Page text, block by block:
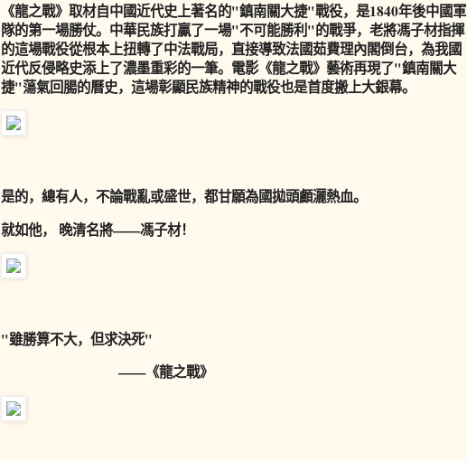
《龍之戰》取材自中國近代史上著名的"鎮南關大捷"戰役，是1840年後中國軍
隊的第一場勝仗。中華民族打贏了一場"不可能勝利"的戰爭，老將馮子材指揮
的這場戰役從根本上扭轉了中法戰局，直接導致法國茹費理內閣倒台，為我國
近代反侵略史添上了濃墨重彩的一筆。電影《龍之戰》藝術再現了"鎮南關大
捷"蕩氣回腸的曆史，這場彰顯民族精神的戰役也是首度搬上大銀幕。
是的，總有人，不論戰亂或盛世，都甘願為國拋頭顱灑熱血。
就如他， 晚清名將——馮子材！
"雖勝算不大，但求決死"
——《龍之戰》